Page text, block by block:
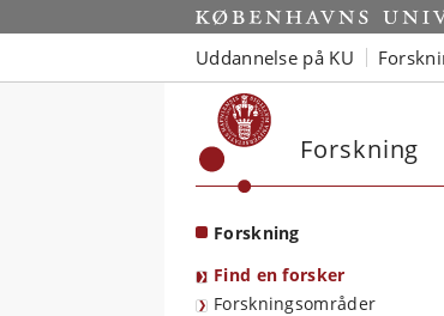
Start
Uddannelse på KU
Forskning
Forskning
Find en forsker
Forskningsområder